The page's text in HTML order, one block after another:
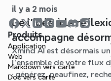
la page blanche.
il y a 2 mois
De l'idée à la
accompagne
processus de carte
Xmind AI est désormais
l'ensemble de votre flux
: générez, peaufinez,
Produits
Application
Web
Markdown vers carte
Doc vers carte